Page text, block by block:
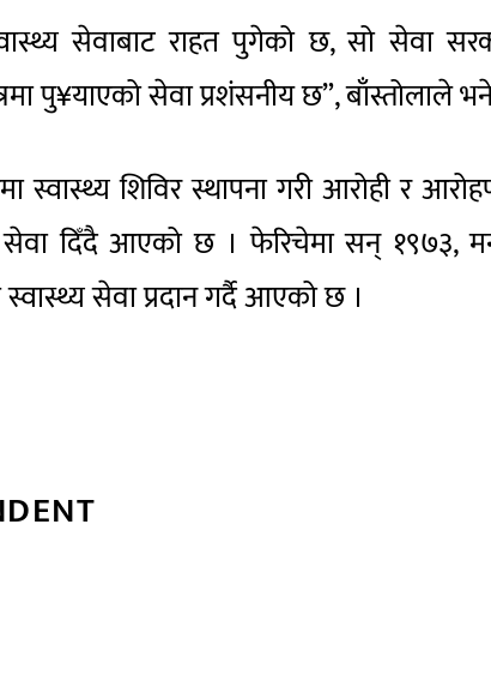
सेवाबाट राहत पुगेको छ, सो सेवा
पु¥याएको सेवा प्रशंसनीय छ”, बाँस्तोलाले
शिविर स्थापना गरी आरोही र
सेवा दिँदै आएको छ । फेरिचेमा सन् १९७३,
सेवा प्रदान गर्दै आएको छ ।